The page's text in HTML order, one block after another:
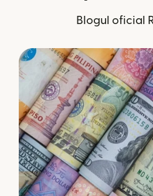
Blogul oficial